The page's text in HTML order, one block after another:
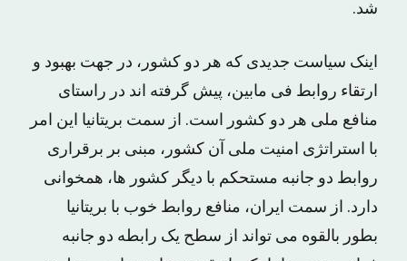
شد.
اینک سیاست جدیدی که هر دو کشور، در جهت بهبود و
ارتقاء روابط فی مابین، پیش گرفته اند در راستای
منافع ملی هر دو کشور است. از سمت بریتانیا این امر
با استراتژی امنیت ملی آن کشور، مبنی بر برقراری
روابط دو جانبه مستحکم با دیگر کشور ها، همخوانی
دارد. از سمت ایران، منافع روابط خوب با بریتانیا
بطور بالقوه می تواند از سطح یک رابطه دو جانبه